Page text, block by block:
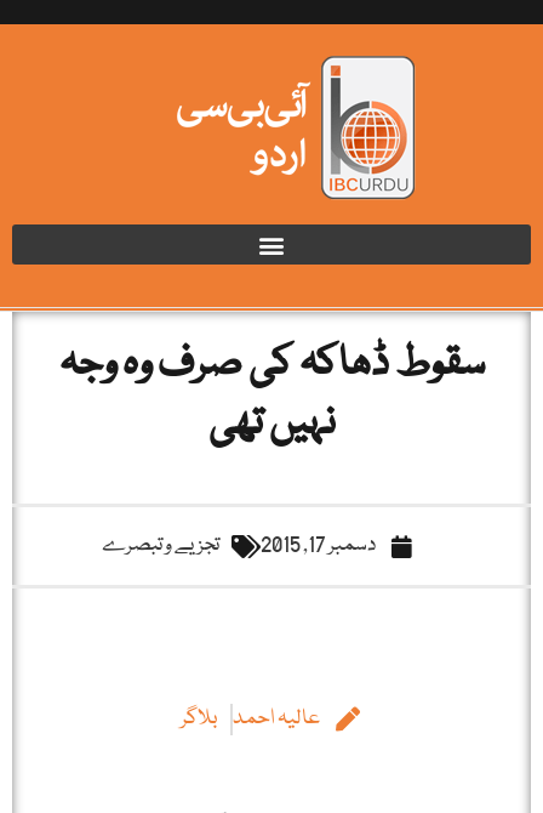
سقوط ڈھاکہ کی صرف وہ وجہ
نہیں تھی
دسمبر 17, 2015 تجزیے و تبصرے
عالیہ احمد بلاگر